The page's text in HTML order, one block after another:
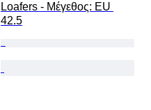
Loafers - Mέγεθος: EU
42.5